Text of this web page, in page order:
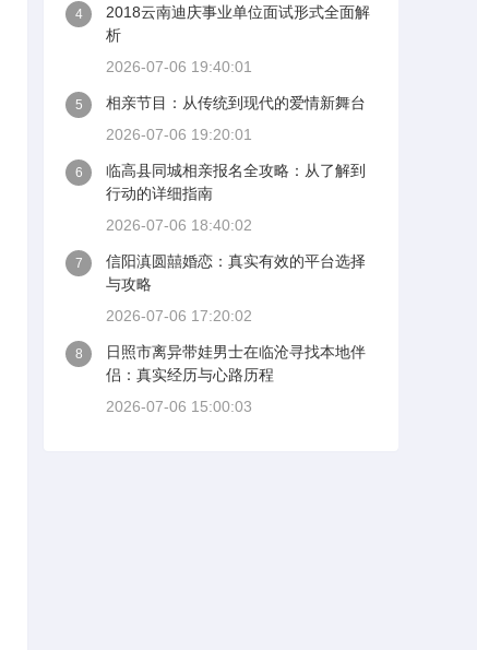
4
2018云南迪庆事业单位面试形式全面解
析
2026-07-06 19:40:01
5
相亲节目：从传统到现代的爱情新舞台
2026-07-06 19:20:01
6
临高县同城相亲报名全攻略：从了解到
行动的详细指南
2026-07-06 18:40:02
7
信阳滇圆囍婚恋：真实有效的平台选择
与攻略
2026-07-06 17:20:02
8
日照市离异带娃男士在临沧寻找本地伴
侣：真实经历与心路历程
2026-07-06 15:00:03